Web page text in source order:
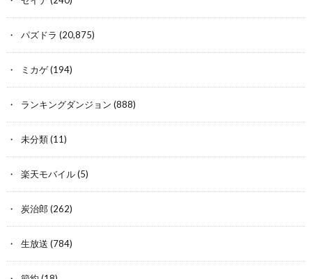
パズドラ (20,875)
ミカゲ(194)
ランキングダンジョン (888)
未分類(11)
楽天モバイル(5)
炭治郎 (262)
生放送 (784)